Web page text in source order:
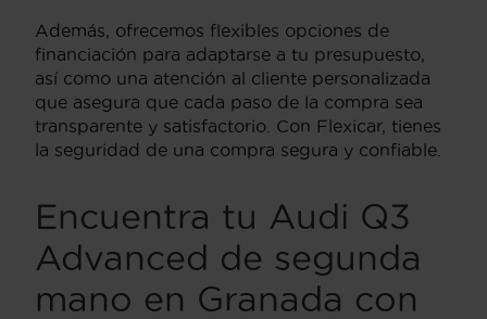
Además, ofrecemos flexibles opciones de
financiación para adaptarse a tu presupuesto,
así como una atención al cliente personalizada
que asegura que cada paso de la compra sea
transparente y satisfactorio. Con Flexicar, tienes
la seguridad de una compra segura y confiable.
Encuentra tu Audi Q3
Advanced de segunda
mano en Granada con